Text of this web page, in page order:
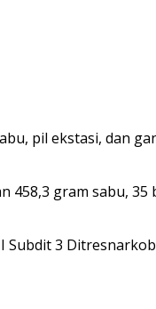
pil ekstasi, dan
gram sabu,
3